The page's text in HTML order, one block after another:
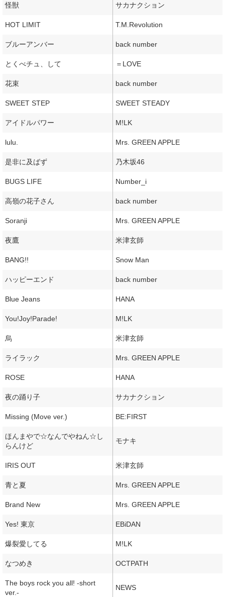
怪獣 サカナクション
HOT LIMIT T.M.Revolution
ブルーアンバー back number
とくべチュ、して ＝LOVE
花束 back number
SWEET STEP SWEET STEADY
アイドルパワー M!LK
lulu. Mrs. GREEN APPLE
是非に及ばず 乃木坂46
BUGS LIFE Number_i
高嶺の花子さん back number
Soranji Mrs. GREEN APPLE
夜鷹 米津玄師
BANG!! Snow Man
ハッピーエンド back number
Blue Jeans HANA
You!Joy!Parade! M!LK
烏 米津玄師
ライラック Mrs. GREEN APPLE
ROSE HANA
夜の踊り子 サカナクション
Missing (Move ver.) BE:FIRST
ほんまやで☆なんでやねん☆し
らんけど
モナキ
IRIS OUT 米津玄師
青と夏 Mrs. GREEN APPLE
Brand New Mrs. GREEN APPLE
Yes! 東京 EBiDAN
爆裂愛してる M!LK
なつめき OCTPATH
The boys rock you all! -short
ver.-
NEWS